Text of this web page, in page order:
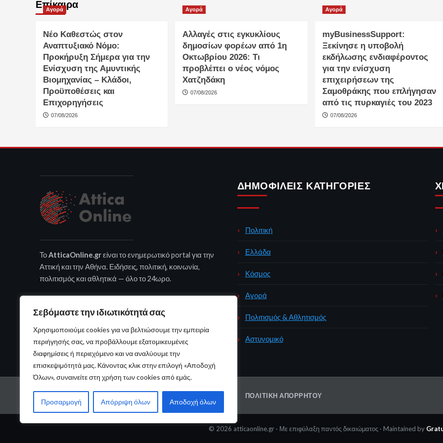
Σεβόμαστε την ιδιωτικότητά σας
Χρησιμοποιούμε cookies για να βελτιώσουμε την εμπειρία
περιήγησής σας, να προβάλλουμε εξατομικευμένες
διαφημίσεις ή περιεχόμενο και να αναλύουμε την
επισκεψιμότητά μας. Κάνοντας κλικ στην επιλογή «Αποδοχή
Όλων», συναινείτε στη χρήση των cookies από εμάς.
Προσαρμογή Απόρριψη όλων Αποδοχή όλων
Επίκαιρα
Αγορά
Νέο Καθεστώς στον
Αναπτυξιακό Νόμο:
Προκήρυξη Σήμερα για την
Ενίσχυση της Αμυντικής
Βιομηχανίας – Κλάδοι,
Προϋποθέσεις και
Επιχορηγήσεις
07/08/2026
Αγορά
Αλλαγές στις εγκυκλίους
δημοσίων φορέων από 1η
Οκτωβρίου 2026: Τι
προβλέπει ο νέος νόμος
Χατζηδάκη
07/08/2026
Αγορά
myBusinessSupport:
Ξεκίνησε η υποβολή
εκδήλωσης ενδιαφέροντος
για την ενίσχυση
επιχειρήσεων της
Σαμοθράκης που επλήγησαν
από τις πυρκαγιές του 2023
07/08/2026
ΤοAtticaOnline.grείναι το ενημερωτικό portal για την
Αττική και την Αθήνα. Ειδήσεις, πολιτική, κοινωνία,
πολιτισμός και αθλητικά — όλο το 24ωρο.
ΔΗΜΟΦΙΛΕΊΣ ΚΑΤΗΓΟΡΊΕΣ
Πολιτική
Ελλάδα
Κόσμος
Αγορά
Πολιτισμός & Αθλητισμός
Αστυνομικό
ΠΟΛΙΤΙΚΉ ΑΠΟΡΡΉΤΟΥ
© 2026 atticaonline.gr · Με επιφύλαξη παντός δικαιώματος · Maintained by